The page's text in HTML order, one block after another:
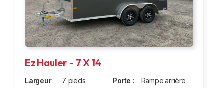
Ez Hauler - 7 X 14
Largeur :
7 pieds
Porte :
Rampe arrière